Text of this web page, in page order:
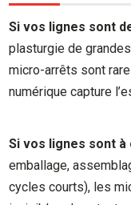
Si vos lignes sont
plasturgie de
micro-arrêts sont
numérique capture
Si vos lignes sont
emballage,
cycles courts), les